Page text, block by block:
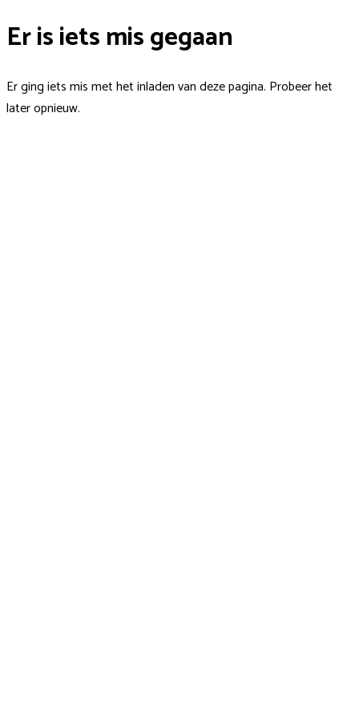
Er is iets mis gegaan
Er ging iets mis met het inladen van deze pagina. Probeer het
later opnieuw.